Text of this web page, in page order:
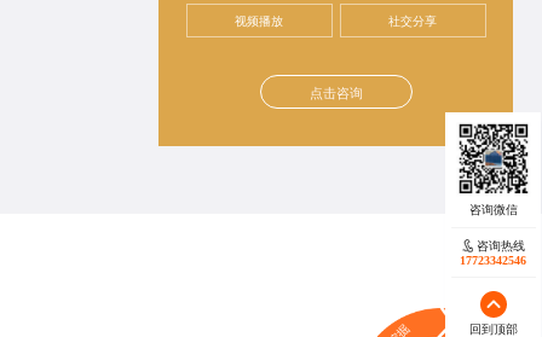
视频播放 社交分享
点击咨询
咨询热线
17723342546
回到顶部